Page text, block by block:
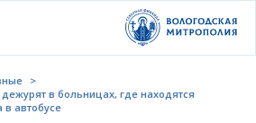
>
в больницах, где находятся
автобусе